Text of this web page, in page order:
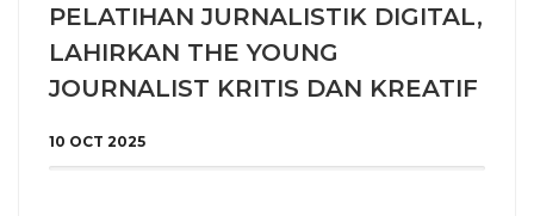
PELATIHAN JURNALISTIK DIGITAL,
LAHIRKAN THE YOUNG
JOURNALIST KRITIS DAN KREATIF
10 OCT 2025